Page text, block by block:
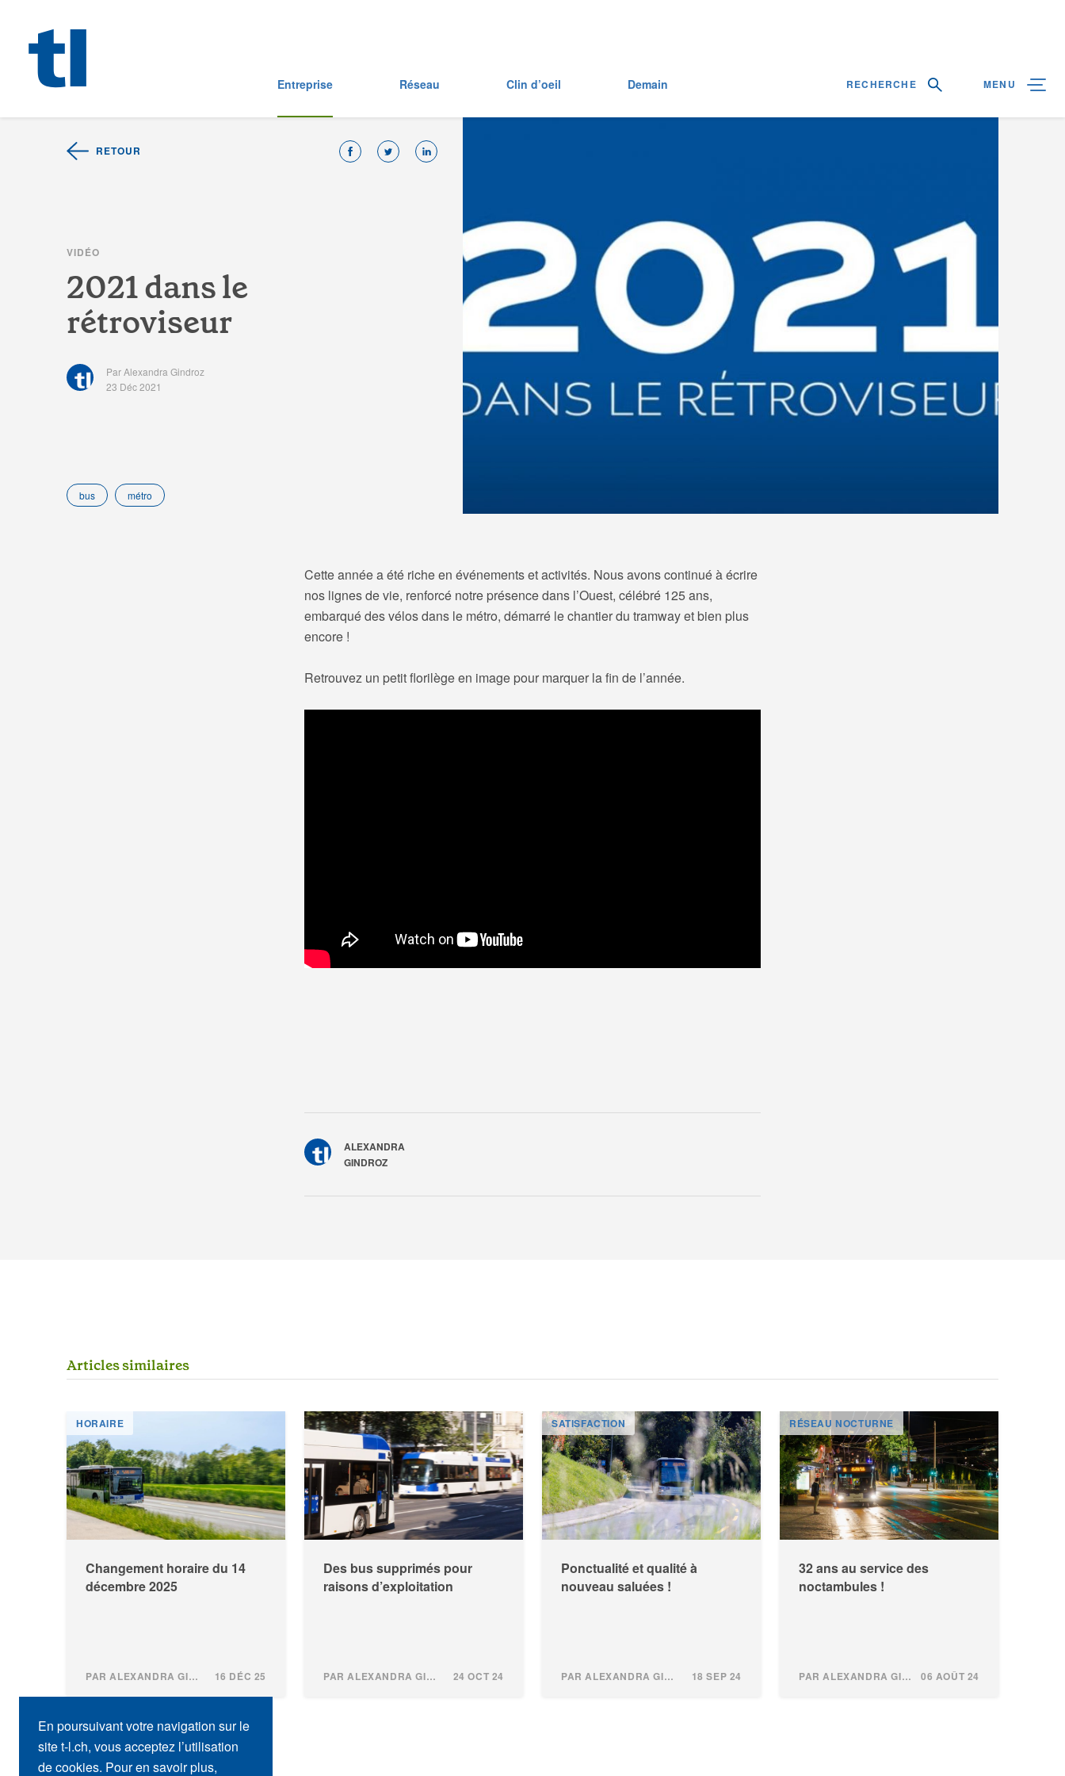
Entreprise Réseau Clin d’oeil Demain RECHERCHE MENU
RETOUR
VIDÉO
2021dansle
rétroviseur
Par Alexandra Gindroz
23 Déc 2021
bus métro
Cette année a été riche en événements et activités. Nous avons continué à écrire
nos lignes de vie, renforcé notre présence dans l’Ouest, célébré 125 ans,
embarqué des vélos dans le métro, démarré le chantier du tramway et bien plus
encore !
Retrouvez un petit florilège en image pour marquer la fin de l’année.
ALEXANDRA
GINDROZ
Articlessimilaires
HORAIRE
Changement horaire du 14
décembre 2025
PAR ALEXANDRA GINDROZ 16 DÉC 25
Des bus supprimés pour
raisons d’exploitation
PAR ALEXANDRA GINDROZ 24 OCT 24
SATISFACTION
Ponctualité et qualité à
nouveau saluées !
PAR ALEXANDRA GINDROZ 18 SEP 24
RÉSEAU NOCTURNE
32 ans au service des
noctambules !
PAR ALEXANDRA GINDROZ 06 AOÛT 24
En poursuivant votre navigation sur le
site t-l.ch, vous acceptez l’utilisation
de cookies. Pour en savoir plus,